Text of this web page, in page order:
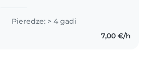
meitiņas piedzimšanas, strādāju
Pieredze: > 4 gadi
7,00 €/h